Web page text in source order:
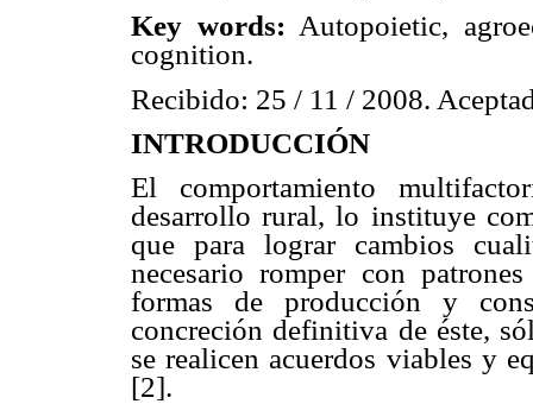
Key words: Autopoietic,
cognition.
Recibido: 25 / 11 / 2008.
INTRODUCCIÓN
El comportamiento
desarrollo rural, lo instituye
que para lograr cambios
necesario romper con
formas de producción y
concreción definitiva de éste,
se realicen acuerdos viables y
[2].